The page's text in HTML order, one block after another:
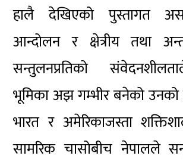
हालै देखिएको पुस्तागत
आन्दोलन र क्षेत्रीय तथा
सन्तुलनप्रतिको
भूमिका अझ गम्भीर बनेको
भारत र अमेरिकाजस्ता
सामरिक चासोबीच नेपालले